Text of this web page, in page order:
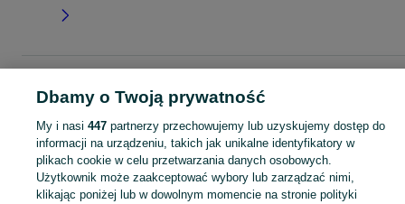
Kubki - Śląskie
Kubki - Bielsko-Biała
KATEGORIA
Zobacz
Dbamy o Twoją prywatność
My i nasi 447partnerzy przechowujemy lub uzyskujemy dostęp do
informacji na urządzeniu, takich jak unikalne identyfikatory w
plikach cookie w celu przetwarzania danych osobowych.
Użytkownik może zaakceptować wybory lub zarządzać nimi,
klikając poniżej lub w dowolnym momencie na stronie polityki